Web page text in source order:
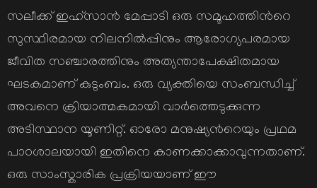
സലീക്ക് ഇഹ്സാന്‍ മേപ്പാടി ഒരു സമൂഹത്തിന്‍റെ
സുസ്ഥിരമായ നിലനില്‍പ്പിനും ആരോഗ്യപരമായ
ജീവിത സഞ്ചാരത്തിനും അത്യന്താപേക്ഷിതമായ
ഘടകമാണ് കുടുംബം. ഒരു വ്യക്തിയെ സംബന്ധിച്ച്
അവനെ ക്രിയാത്മകമായി വാര്‍ത്തെടുക്കുന്ന
അടിസ്ഥാന യൂണിറ്റ്. ഓരോ മനുഷ്യന്‍റെയും പ്രഥമ
പാഠശാലയായി ഇതിനെ കാണക്കാക്കാവുന്നതാണ്.
ഒരു സാംസ്കാരിക പ്രക്രിയയാണ് ഈ